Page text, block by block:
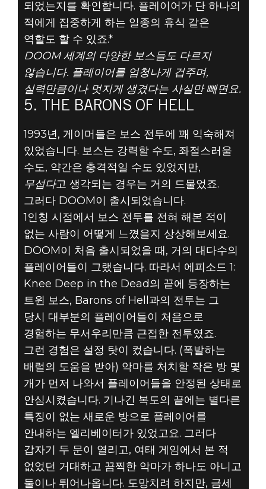
DOOM 보스 TOP
5 - #5: THE
BARONS OF
HELL
되었는지를 확인합니다. 플레이어가 단 하나의
적에게 집중하게 하는 일종의 휴식 같은
역할도 할 수 있죠.*
DOOM 세계의 다양한 보스들도 다르지
않습니다. 플레이어를 엄청나게 겁주며,
실력만큼이나 멋지게 생겼다는 사실만 빼면요.
5. THE BARONS OF HELL
1993년, 게이머들은 보스 전투에 꽤 익숙해져
있었습니다. 보스는 강력할 수도, 좌절스러울
수도, 약간은 충격적일 수도 있었지만,
무섭다고 생각되는 경우는 거의 드물었죠.
그러다 DOOM이 출시되었습니다.
1인칭 시점에서 보스 전투를 전혀 해본 적이
없는 사람이 어떻게 느꼈을지 상상해보세요.
DOOM이 처음 출시되었을 때, 거의 대다수의
플레이어들이 그랬습니다. 따라서 에피소드 1:
Knee Deep in the Dead의 끝에 등장하는
트윈 보스, Barons of Hell과의 전투는 그
당시 대부분의 플레이어들이 처음으로
경험하는 무서우리만큼 근접한 전투였죠.
그런 경험은 설정 탓이 컸습니다. (폭발하는
배럴의 도움을 받아) 악마를 처치할 작은 방 몇
개가 먼저 나와서 플레이어들을 안정된 상태로
안심시켰습니다. 기나긴 복도의 끝에는 별다른
특징이 없는 새로운 방으로 플레이어를
안내하는 엘리베이터가 있었고요. 그러다
갑자기 두 문이 열리고, 여태 게임에서 본 적
없었던 거대하고 끔찍한 악마가 하나도 아니고
둘이나 튀어나옵니다. 도망치려 하지만, 금세